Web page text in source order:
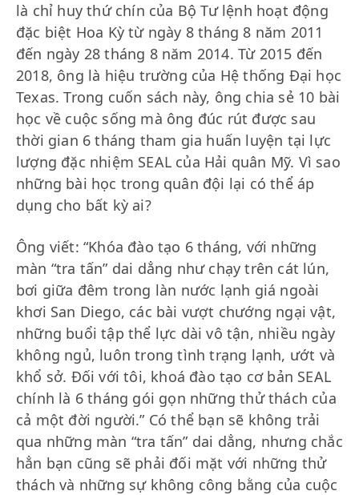
là chỉ huy thứ chín của Bộ Tư lệnh hoạt động
đặc biệt Hoa Kỳ từ ngày 8 tháng 8 năm 2011
đến ngày 28 tháng 8 năm 2014. Từ 2015 đến
2018, ông là hiệu trường của Hệ thống Đại học
Texas. Trong cuốn sách này, ông chia sẻ 10 bài
học về cuộc sống mà ông đúc rút được sau
thời gian 6 tháng tham gia huấn luyện tại lực
lượng đặc nhiệm SEAL của Hải quân Mỹ. Vì sao
những bài học trong quân đội lại có thể áp
dụng cho bất kỳ ai?
Ông viết: “Khóa đào tạo 6 tháng, với những
màn “tra tấn” dai dẳng như chạy trên cát lún,
bơi giữa đêm trong làn nước lạnh giá ngoài
khơi San Diego, các bài vượt chướng ngại vật,
những buổi tập thể lực dài vô tận, nhiều ngày
không ngủ, luôn trong tình trạng lạnh, ướt và
khổ sở. Đối với tôi, khoá đào tạo cơ bản SEAL
chính là 6 tháng gói gọn những thử thách của
cả một đời người.” Có thể bạn sẽ không trải
qua những màn “tra tấn” dai dẳng, nhưng chắc
hẳn bạn cũng sẽ phải đối mặt với những thử
thách và những sự không công bằng của cuộc